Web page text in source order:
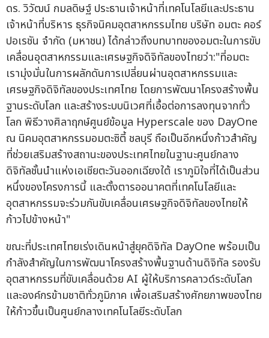
ดร. วิวัฒน์ กมลดิษฐ์ ประธานเจ้าหน้าที่เทคโนโลยีและประธาน
เจ้าหน้าที่บริหาร ธุรกิจนิคมอุตสาหกรรมไทย บริษัท อมตะ คอร์
ปอเรชัน จำกัด (มหาชน) ได้กล่าวถึงบทบาทของอมตะในการขับ
เคลื่อนอุตสาหกรรมและเศรษฐกิจดิจิทัลของไทยว่า:"ที่อมตะ
เรามุ่งมั่นในการผลักดันการเปลี่ยนผ่านอุตสาหกรรมและ
เศรษฐกิจดิจิทัลของประเทศไทย โดยการพัฒนาโครงสร้างพื้น
ฐานระดับโลก และสร้างระบบนิเวศที่เอื้อต่อการลงทุนจากทั่ว
โลก พิธีวางศิลาฤกษ์ศูนย์ข้อมูล Hyperscale ของ DayOne
ณ นิคมอุตสาหกรรมอมตะซิตี้ ชลบุรี ถือเป็นอีกหนึ่งก้าวสำคัญ
ที่ช่วยเสริมสร้างสถานะของประเทศไทยในฐานะศูนย์กลาง
ดิจิทัลชั้นนำแห่งเอเชียตะวันออกเฉียงใต้ เราภูมิใจที่ได้เป็นส่วน
หนึ่งของโครงการนี้ และตั้งตารออนาคตที่เทคโนโลยีและ
อุตสาหกรรมจะร่วมกันขับเคลื่อนเศรษฐกิจดิจิทัลของไทยให้
ก้าวไปข้างหน้า"
ขณะที่ประเทศไทยเร่งเดินหน้าสู่ยุคดิจิทัล DayOne พร้อมเป็น
กำลังสำคัญในการพัฒนาโครงสร้างพื้นฐานด้านดิจิทัล รองรับ
อุตสาหกรรมที่ขับเคลื่อนด้วย AI ผู้ให้บริการคลาวด์ระดับโลก
และองค์กรข้ามชาติทั่วภูมิภาค เพื่อเสริมสร้างศักยภาพของไทย
ให้ก้าวขึ้นเป็นศูนย์กลางเทคโนโลยีระดับโลก